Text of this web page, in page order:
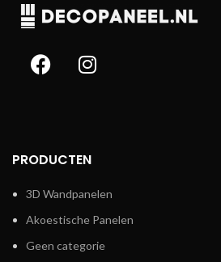
PRODUCTEN
3D Wandpanelen
Akoestische Panelen
Geen categorie